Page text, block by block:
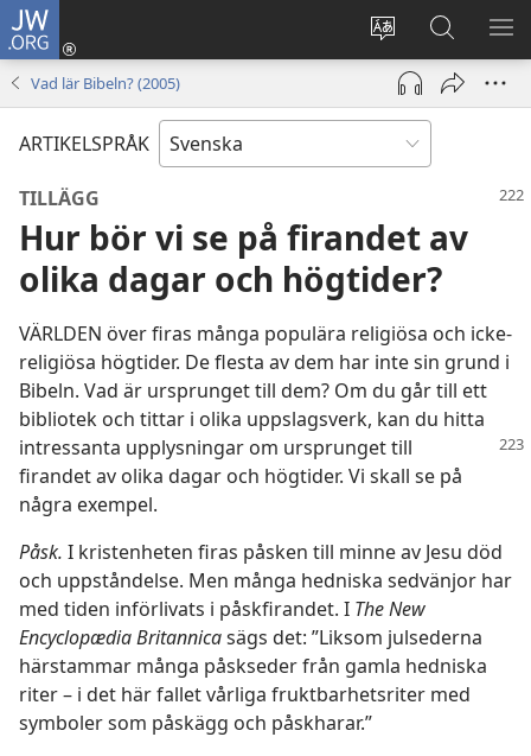
JW.ORG
Ändra
webbplatsens
språk
Logga
(öppnar
fönster)
Sök
på
jw.org
Vad lär Bibeln? (2005)
ARTIKELSPRÅK
TILLÄGG
Hur bör vi se på firandet av
olika dagar och högtider?
VÄRLDEN över firas många populära religiösa och icke-
religiösa högtider. De flesta av dem har inte sin grund i
Bibeln. Vad är ursprunget till dem? Om du går till ett
bibliotek och tittar i olika uppslagsverk, kan du hitta
intressanta upplysningar om ursprunget till
firandet av olika dagar och högtider. Vi skall se på
några exempel.
Påsk. I kristenheten firas påsken till minne av Jesu död
och uppståndelse. Men många hedniska sedvänjor har
med tiden införlivats i påskfirandet. I The New
Encyclopædia Britannicasägs det: ”Liksom julsederna
härstammar många påskseder från gamla hedniska
riter – i det här fallet vårliga fruktbarhetsriter med
symboler som påskägg och påskharar.”